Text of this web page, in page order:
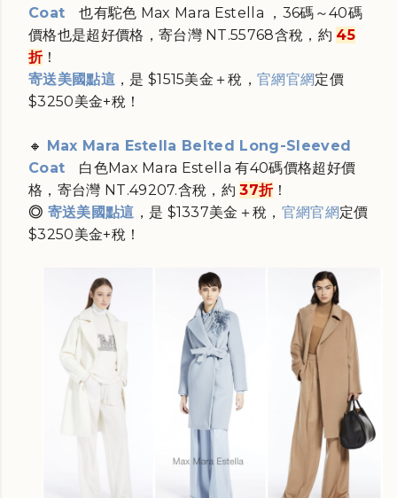
Coat
也有駝色 Max Mara Estella ，36碼～40碼
價格也是超好價格，寄台灣 NT.55768含稅，約 45
折！
寄送美國點這，是 $1515美金＋稅 ，官網官網定價
$3250美金+稅！
🔸 Max Mara Estella Belted Long-Sleeved
Coat
白色Max Mara Estella 有40碼價格超好價
格，寄台灣 NT.49207.含稅，約 37折！
◎ 寄送美國點這 ，是 $1337美金＋稅 ， 官網官網定價
$3250美金+稅！